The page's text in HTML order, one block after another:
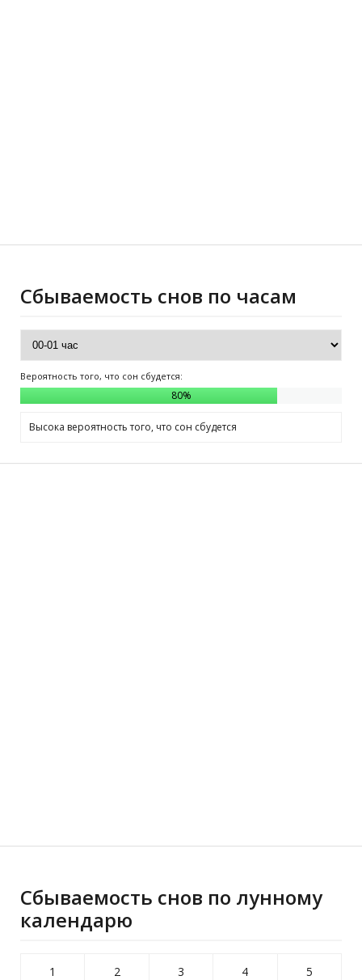
Сбываемость снов по часам
Вероятность того, что сон сбудется:
80%
Высока вероятность того, что сон сбудется
Сбываемость снов по лунному
календарю
1 2 3 4 5